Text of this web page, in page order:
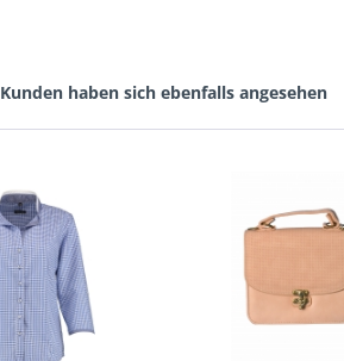
Kunden haben sich ebenfalls angesehen